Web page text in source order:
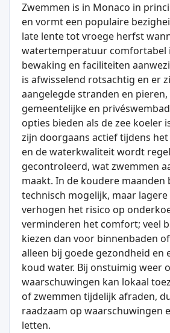
Zwemmen is in Monaco in
en vormt een populaire
late lente tot vroege herfst
watertemperatuur comfortabel
bewaking en faciliteiten
is afwisselend rotsachtig en er
aangelegde stranden en pieren,
gemeentelijke en
opties bieden als de zee koeler
zijn doorgaans actief tijdens
en de waterkwaliteit wordt
gecontroleerd, wat zwemmen
maakt. In de koudere maanden
technisch mogelijk, maar
verhogen het risico op
verminderen het comfort; veel
kiezen dan voor binnenbaden
alleen bij goede gezondheid en
koud water. Bij onstuimig weer
waarschuwingen kan lokaal
of zwemmen tijdelijk afraden,
raadzaam op waarschuwingen
letten.